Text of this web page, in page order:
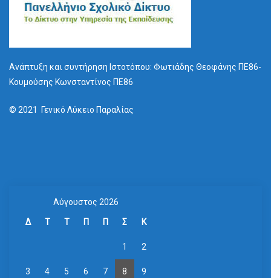
Ανάπτυξη και συντήρηση Ιστοτόπου: Φωτιάδης Θεοφάνης ΠΕ86-
Κουμούσης Κωνσταντίνος ΠΕ86
© 2021 Γενικό Λύκειο Παραλίας
Αύγουστος 2026
Δ Τ Τ Π Π Σ Κ
1 2
3 4 5 6 7 8 9